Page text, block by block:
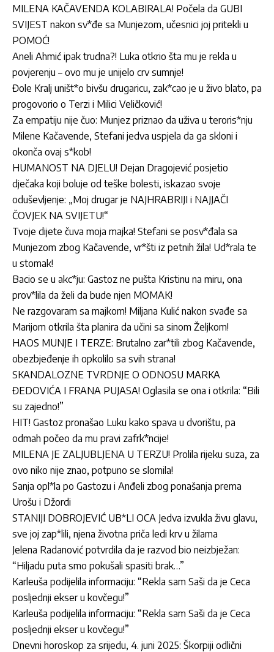
MILENA KAČAVENDA KOLABIRALA! Počela da GUBI
SVIJEST nakon sv*đe sa Munjezom, učesnici joj pritekli u
POMOĆ!
Aneli Ahmić ipak trudna?! Luka otkrio šta mu je rekla u
povjerenju – ovo mu je unijelo crv sumnje!
Đole Kralj uništ*o bivšu drugaricu, zak*cao je u živo blato, pa
progovorio o Terzi i Milici Veličković!
Za empatiju nije čuo: Munjez priznao da uživa u teroris*nju
Milene Kačavende, Stefani jedva uspjela da ga skloni i
okonča ovaj s*kob!
HUMANOST NA DJELU! Dejan Dragojević posjetio
dječaka koji boluje od teške bolesti, iskazao svoje
oduševljenje: „Moj drugar je NAJHRABRIJI i NAJJAČI
ČOVJEK NA SVIJETU!“
Tvoje dijete čuva moja majka! Stefani se posv*đala sa
Munjezom zbog Kačavende, vr*šti iz petnih žila! Ud*rala te
u stomak!
Bacio se u akc*ju: Gastoz ne pušta Kristinu na miru, ona
prov*lila da želi da bude njen MOMAK!
Ne razgovaram sa majkom! Miljana Kulić nakon svađe sa
Marijom otkrila šta planira da učini sa sinom Željkom!
HAOS MUNJE I TERZE: Brutalno zar*tili zbog Kačavende,
obezbjeđenje ih opkolilo sa svih strana!
SKANDALOZNE TVRDNJE O ODNOSU MARKA
ĐEDOVIĆA I FRANA PUJASA! Oglasila se ona i otkrila: “Bili
su zajedno!”
HIT! Gastoz pronašao Luku kako spava u dvorištu, pa
odmah počeo da mu pravi zafrk*ncije!
MILENA JE ZALJUBLJENA U TERZU! Prolila rijeku suza, za
ovo niko nije znao, potpuno se slomila!
Sanja opl*la po Gastozu i Anđeli zbog ponašanja prema
Urošu i Džordi
STANIJI DOBROJEVIĆ UB*LI OCA Jedva izvukla živu glavu,
sve joj zap*lili, njena životna priča ledi krv u žilama
Jelena Radanović potvrdila da je razvod bio neizbježan:
“Hiljadu puta smo pokušali spasiti brak…”
Karleuša podijelila informaciju: “Rekla sam Saši da je Ceca
posljednji ekser u kovčegu!”
Karleuša podijelila informaciju: “Rekla sam Saši da je Ceca
posljednji ekser u kovčegu!”
Dnevni horoskop za srijedu, 4. juni 2025: Škorpiji odlični